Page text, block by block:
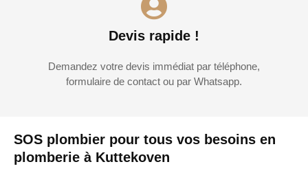
SOS plombier pour tous vos besoins en
plomberie à Kuttekoven
Devis rapide !
Demandez votre devis immédiat par téléphone,
formulaire de contact ou par Whatsapp.